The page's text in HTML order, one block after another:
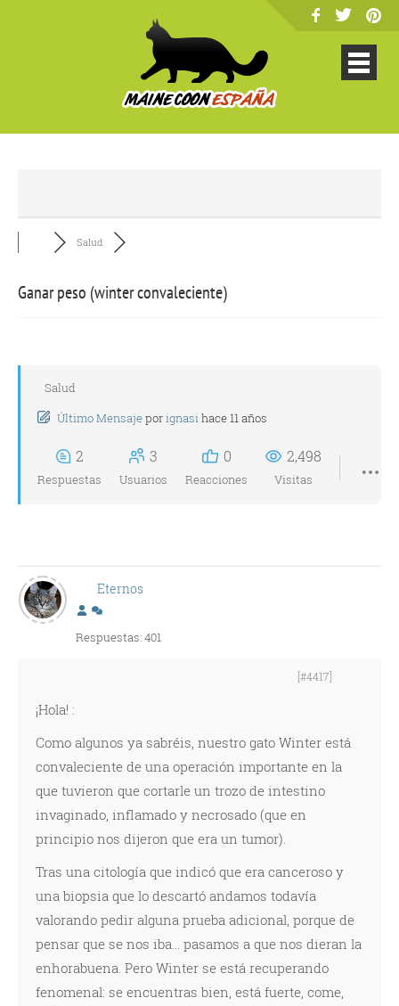
Salud
Ganar peso (winter convaleciente)
Salud
Último Mensajeporignasihace 11 años
2
Respuestas
3
Usuarios
0
Reacciones
2,498
Visitas
Eternos
Respuestas: 401
[#4417]
¡Hola! :
Como algunos ya sabréis, nuestro gato Winter está
convaleciente de una operación importante en la
que tuvieron que cortarle un trozo de intestino
invaginado, inflamado y necrosado (que en
principio nos dijeron que era un tumor).
Tras una citología que indicó que era canceroso y
una biopsia que lo descartó andamos todavía
valorando pedir alguna prueba adicional, porque de
pensar que se nos iba... pasamos a que nos dieran la
enhorabuena. Pero Winter se está recuperando
fenomenal: se encuentras bien, está fuerte, come,